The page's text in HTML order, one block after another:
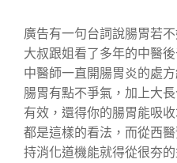
廣告有一句台詞說腸胃若
大叔跟姐看了多年的中醫
中醫師一直開腸胃炎的處
腸胃有點不爭氣，加上大
有效，還得你的腸胃能吸
都是這樣的看法，而從西
持消化道機能就得從很夯